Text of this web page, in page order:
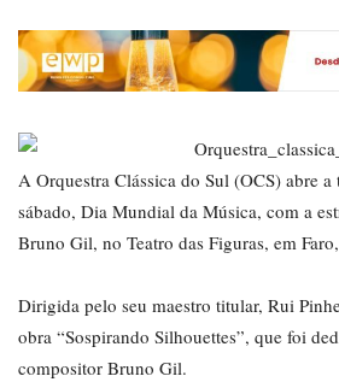
A Orquestra Clássica do Sul (OCS) abre
sábado, Dia Mundial da Música, com a
Bruno Gil, no Teatro das Figuras, em
Dirigida pelo seu maestro titular, Rui
obra “Sospirando Silhouettes”, que foi
compositor Bruno Gil.